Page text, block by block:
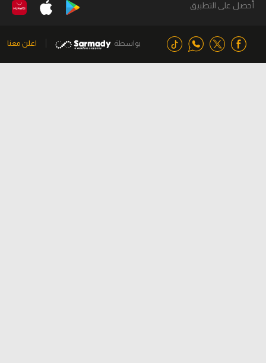
أحصل على التطبيق
بواسطة اعلن معنا